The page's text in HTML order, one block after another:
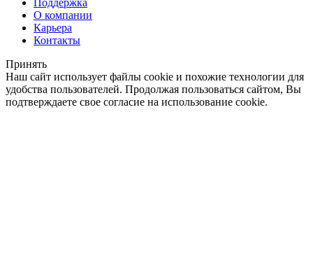
О компании
Карьера
Контакты
Принять
Наш сайт использует файлы cookie и похожие технологии для
удобства пользователей. Продолжая пользоваться сайтом, Вы
подтверждаете свое согласие на использование cookie.